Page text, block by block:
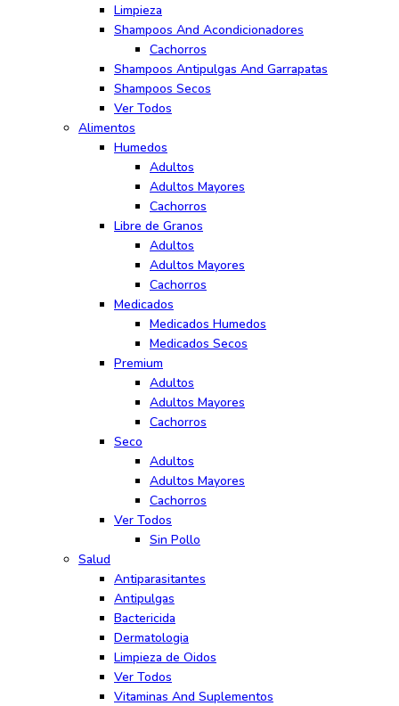
Limpieza
Shampoos And Acondicionadores
Cachorros
Shampoos Antipulgas And Garrapatas
Shampoos Secos
Ver Todos
Alimentos
Humedos
Adultos
Adultos Mayores
Cachorros
Libre de Granos
Adultos
Adultos Mayores
Cachorros
Medicados
Medicados Humedos
Medicados Secos
Premium
Adultos
Adultos Mayores
Cachorros
Seco
Adultos
Adultos Mayores
Cachorros
Ver Todos
Sin Pollo
Salud
Antiparasitantes
Antipulgas
Bactericida
Dermatologia
Limpieza de Oidos
Ver Todos
Vitaminas And Suplementos